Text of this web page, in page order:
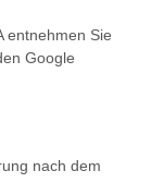
entnehmen Sie
Google
nach dem